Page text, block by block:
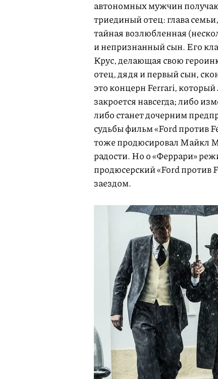
автономных мужчин
триединый отец: глава
тайная возлюбленная
и непризнанный сын. Его
Крус, делающая свою
отец, дядя и первый сын,
это концерн Ferrari,
закроется навсегда; либо
либо станет дочерним
судьбы фильм «Ford против
тоже продюсировал Майкл
радости. Но о «Феррари»
продюсерский «Ford против
заездом.